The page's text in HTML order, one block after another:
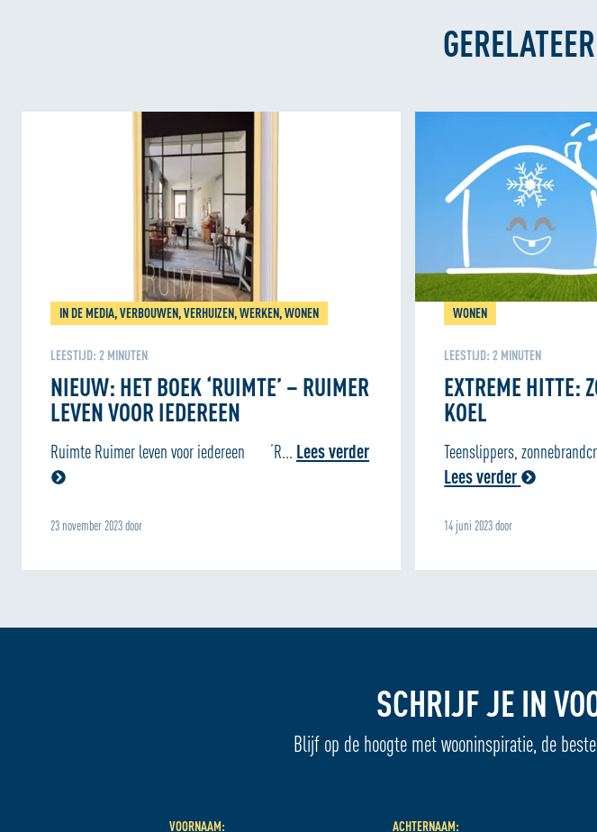
IN DE MEDIA, VERBOUWEN, VERHUIZEN, WERKEN, WONEN
LEESTIJD: 2 MINUTEN
NIEUW: HET BOEK ‘RUIMTE’ – RUIMER
LEVEN VOOR IEDEREEN
Ruimte Ruimer leven voor iedereen ‘R... Lees verder
23 november 2023 door
WONEN
LEESTIJD: 2 MINUTEN
EXTREME HITTE:
KOEL
Teenslippers,
Lees verder
14 juni 2023 door
SCHRIJF JE IN
Blijf op de hoogte met wooninspiratie, de
VOORNAAM: ACHTERNAAM: